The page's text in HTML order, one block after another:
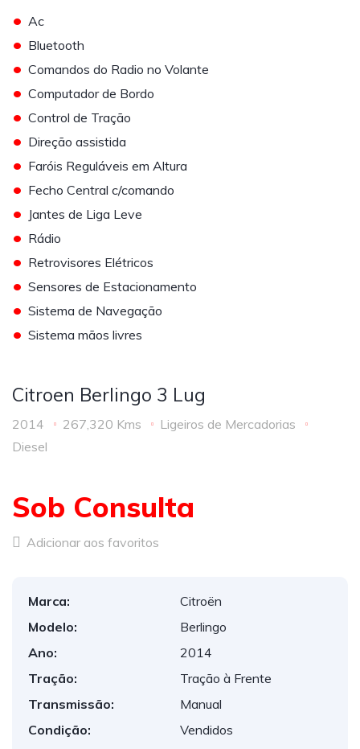
• Ac
• Bluetooth
• Comandos do Radio no Volante
• Computador de Bordo
• Control de Tração
• Direção assistida
• Faróis Reguláveis em Altura
• Fecho Central c/comando
• Jantes de Liga Leve
• Rádio
• Retrovisores Elétricos
• Sensores de Estacionamento
• Sistema de Navegação
• Sistema mãos livres
Citroen Berlingo 3 Lug
2014 267,320 Kms
Ligeiros de Mercadorias
Diesel
Sob Consulta
Adicionar aos favoritos
Marca:
Citroën
Modelo:
Berlingo
Ano:
2014
Tração:
Tração à Frente
Transmissão:
Manual
Condição:
Vendidos